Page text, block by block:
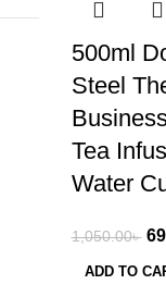
500ml
Steel
Tea
Water
1,050.00৳
ADD TO